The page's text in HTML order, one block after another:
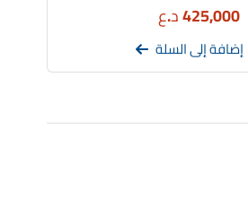
425,000د.ع
إضافة إلى السلة